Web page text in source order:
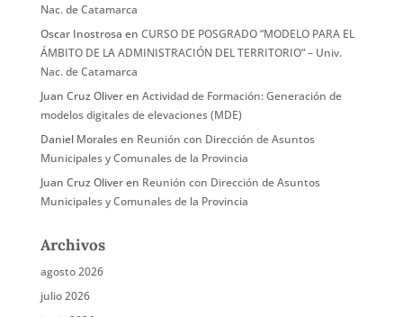
Nac. de Catamarca
Oscar Inostrosa en CURSO DE POSGRADO “MODELO PARA EL
ÁMBITO DE LA ADMINISTRACIÓN DEL TERRITORIO” – Univ.
Nac. de Catamarca
Juan Cruz Oliveren Actividad de Formación: Generación de
modelos digitales de elevaciones (MDE)
Daniel Moralesen Reunión con Dirección de Asuntos
Municipales y Comunales de la Provincia
Juan Cruz Oliveren Reunión con Dirección de Asuntos
Municipales y Comunales de la Provincia
Archivos
agosto 2026
julio 2026